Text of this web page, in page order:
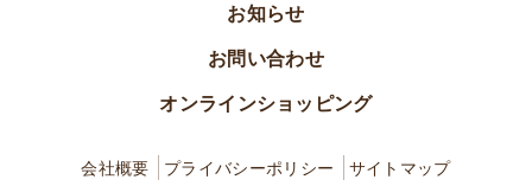
お知らせ
お問い合わせ
オンラインショッピング
会社概要 プライバシーポリシー サイトマップ